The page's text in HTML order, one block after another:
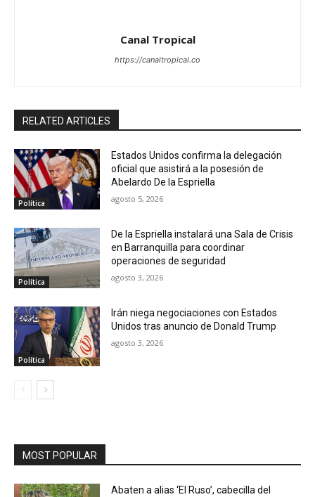
Canal Tropical
https://canaltropical.co
RELATED ARTICLES
Política
Estados Unidos confirma la delegación
oficial que asistirá a la posesión de
Abelardo De la Espriella
agosto 5, 2026
Política
De la Espriella instalará una Sala de Crisis
en Barranquilla para coordinar
operaciones de seguridad
agosto 3, 2026
Política
Irán niega negociaciones con Estados
Unidos tras anuncio de Donald Trump
agosto 3, 2026
MOST POPULAR
Abaten a alias ‘El Ruso’, cabecilla del